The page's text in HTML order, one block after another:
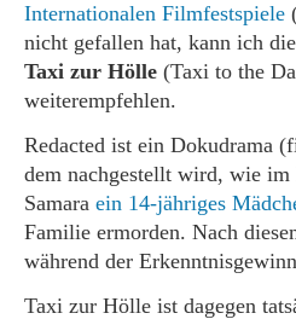
Internationalen Filmfestspiele
nicht gefallen hat, kann ich
Taxi zur Hölle (Taxi to the
weiterempfehlen.
Redacted ist ein Dokudrama
dem nachgestellt wird, wie
Samara ein 14-jähriges
Familie ermorden. Nach
während der
Taxi zur Hölle ist dagegen